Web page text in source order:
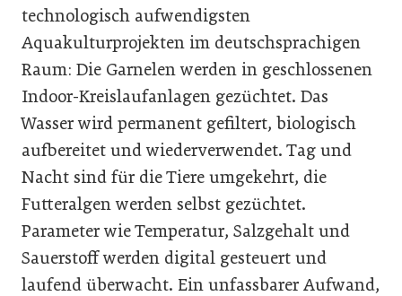
technologisch aufwendigsten
Aquakulturprojekten im deutschsprachigen
Raum: Die Garnelen werden in geschlossenen
Indoor-Kreislaufanlagen gezüchtet. Das
Wasser wird permanent gefiltert, biologisch
aufbereitet und wiederverwendet. Tag und
Nacht sind für die Tiere umgekehrt, die
Futteralgen werden selbst gezüchtet.
Parameter wie Temperatur, Salzgehalt und
Sauerstoff werden digital gesteuert und
laufend überwacht. Ein unfassbarer Aufwand,